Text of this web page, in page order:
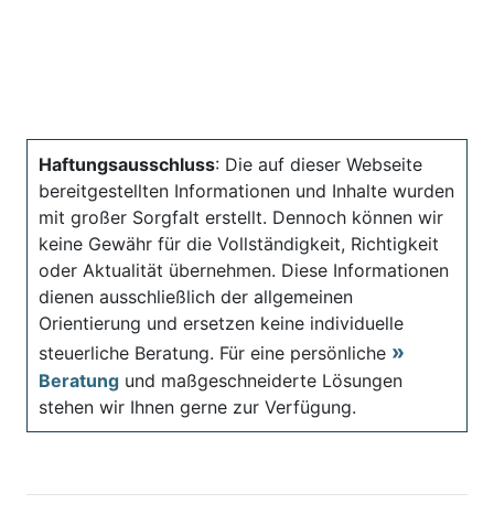
Haftungsausschluss: Die auf dieser Webseite
bereitgestellten Informationen und Inhalte wurden
mit großer Sorgfalt erstellt. Dennoch können wir
keine Gewähr für die Vollständigkeit, Richtigkeit
oder Aktualität übernehmen. Diese Informationen
dienen ausschließlich der allgemeinen
Orientierung und ersetzen keine individuelle
steuerliche Beratung. Für eine persönliche
Beratung und maßgeschneiderte Lösungen
stehen wir Ihnen gerne zur Verfügung.